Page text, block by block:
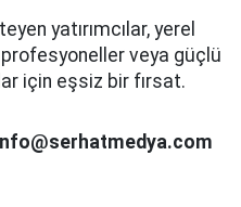
yatırımcılar, yerel
veya güçlü
için eşsiz bir fırsat.